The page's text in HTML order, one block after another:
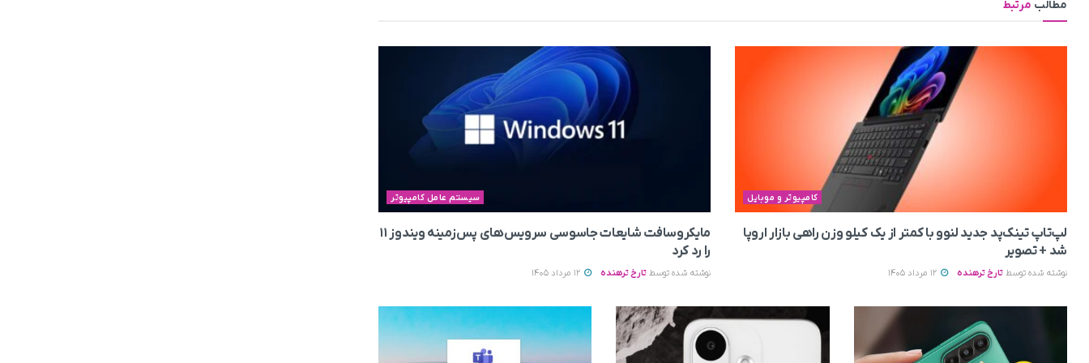
مطالب مرتبط
کامپیوتر و موبایل
لپ‌تاپ تینک‌پد جدید لنوو با کمتر از یک کیلو وزن راهی بازار اروپا
شد + تصویر
نوشته شده توسط تارخ ترهنده
سیستم عامل کامپیوتر
مایکروسافت شایعات جاسوسی سرویس‌های پس‌زمینه ویندوز ۱۱
را رد کرد
نوشته شده توسط تارخ ترهنده